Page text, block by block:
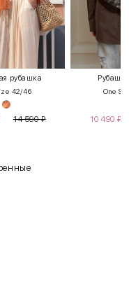
рубашка
42/46
14 590₽
One
10 490 ₽